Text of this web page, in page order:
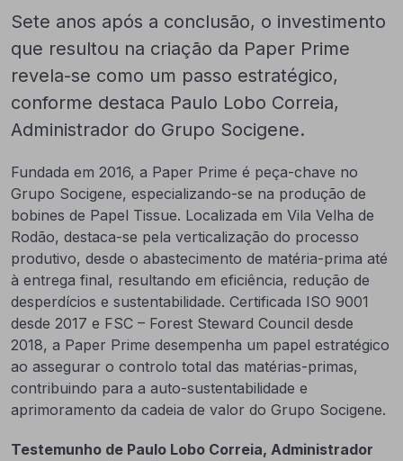
Sete anos após a conclusão, o investimento
que resultou na criação da Paper Prime
revela-se como um passo estratégico,
conforme destaca Paulo Lobo Correia,
Administrador do Grupo Socigene.
Fundada em 2016, a Paper Prime é peça-chave no
Grupo Socigene, especializando-se na produção de
bobines de Papel Tissue. Localizada em Vila Velha de
Rodão, destaca-se pela verticalização do processo
produtivo, desde o abastecimento de matéria-prima até
à entrega final, resultando em eficiência, redução de
desperdícios e sustentabilidade. Certificada ISO 9001
desde 2017 e FSC – Forest Steward Council desde
2018, a Paper Prime desempenha um papel estratégico
ao assegurar o controlo total das matérias-primas,
contribuindo para a auto-sustentabilidade e
aprimoramento da cadeia de valor do Grupo Socigene.
Testemunho de Paulo Lobo Correia, Administrador